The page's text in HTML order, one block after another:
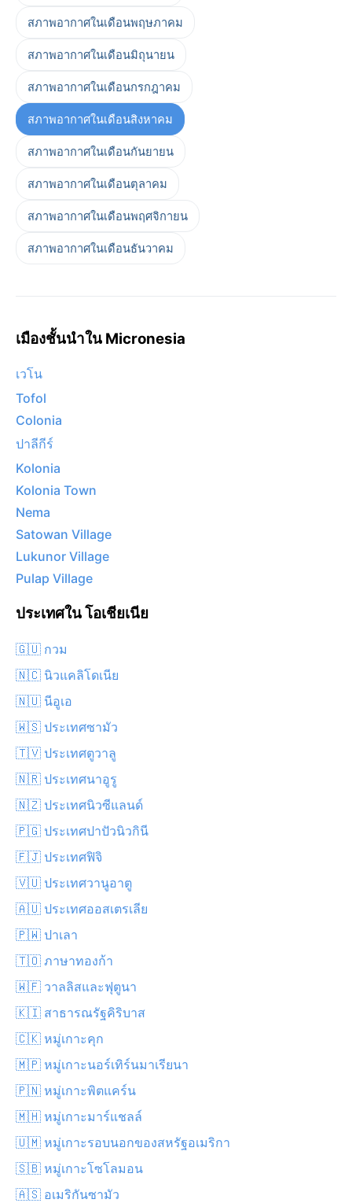
สภาพอากาศในเดือนพฤษภาคม
สภาพอากาศในเดือนมิถุนายน
สภาพอากาศในเดือนกรกฎาคม
สภาพอากาศในเดือนสิงหาคม
สภาพอากาศในเดือนกันยายน
สภาพอากาศในเดือนตุลาคม
สภาพอากาศในเดือนพฤศจิกายน
สภาพอากาศในเดือนธันวาคม
เมืองชั้นนำใน Micronesia
เวโน
Tofol
Colonia
ปาลีกีร์
Kolonia
Kolonia Town
Nema
Satowan Village
Lukunor Village
Pulap Village
ประเทศใน โอเชียเนีย
🇬🇺 กวม
🇳🇨 นิวแคลิโดเนีย
🇳🇺 นีอูเอ
🇼🇸 ประเทศซามัว
🇹🇻 ประเทศตูวาลู
🇳🇷 ประเทศนาอูรู
🇳🇿 ประเทศนิวซีแลนด์
🇵🇬 ประเทศปาปัวนิวกินี
🇫🇯 ประเทศฟิจิ
🇻🇺 ประเทศวานูอาตู
🇦🇺 ประเทศออสเตรเลีย
🇵🇼 ปาเลา
🇹🇴 ภาษาทองก้า
🇼🇫 วาลลิสและฟุตูนา
🇰🇮 สาธารณรัฐคิริบาส
🇨🇰 หมู่เกาะคุก
🇲🇵 หมู่เกาะนอร์เทิร์นมาเรียนา
🇵🇳 หมู่เกาะพิตแคร์น
🇲🇭 หมู่เกาะมาร์แชลล์
🇺🇲 หมู่เกาะรอบนอกของสหรัฐอเมริกา
🇸🇧 หมู่เกาะโซโลมอน
🇦🇸 อเมริกันซามัว